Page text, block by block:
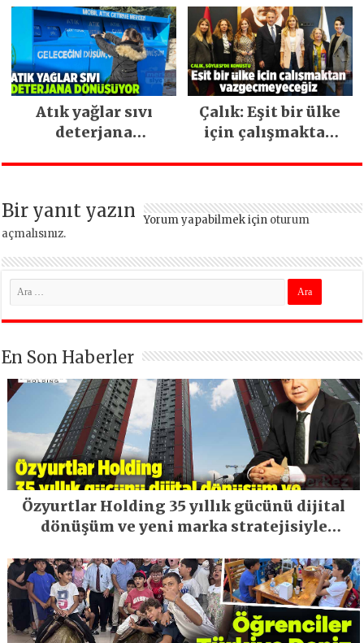
ara vermeden
devam ediyor
Atık yağlar sıvı
deterjana
Çalık: Eşit bir ülke
için çalışmaktan
Bir yanıt yazın Yorum yapabilmek için oturum
açmalısınız.
En Son Haberler
Özyurtlar Holding 35 yıllık gücünü dijital
dönüşüm ve yeni marka stratejisiyle